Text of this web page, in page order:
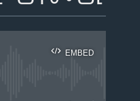
EMBED